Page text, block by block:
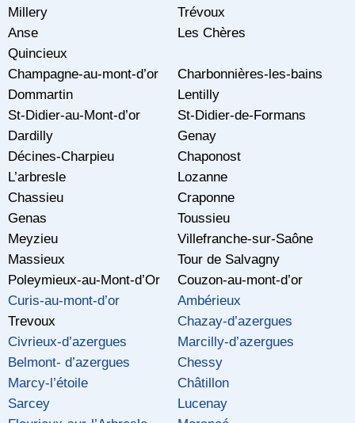
Millery
Trévoux
Anse
Les Chères
Quincieux
Champagne-au-mont-d’or
Charbonnières-les-bains
Dommartin
Lentilly
St-Didier-au-Mont-d’or
St-Didier-de-Formans
Dardilly
Genay
Décines-Charpieu
Chaponost
L’arbresle
Lozanne
Chassieu
Craponne
Genas
Toussieu
Meyzieu
Villefranche-sur-Saône
Massieux
Tour de Salvagny
Poleymieux-au-Mont-d’Or
Couzon-au-mont-d’or
Curis-au-mont-d’or
Ambérieux
Trevoux
Chazay-d’azergues
Civrieux-d’azergues
Marcilly-d’azergues
Belmont- d’azergues
Chessy
Marcy-l’étoile
Châtillon
Sarcey
Lucenay